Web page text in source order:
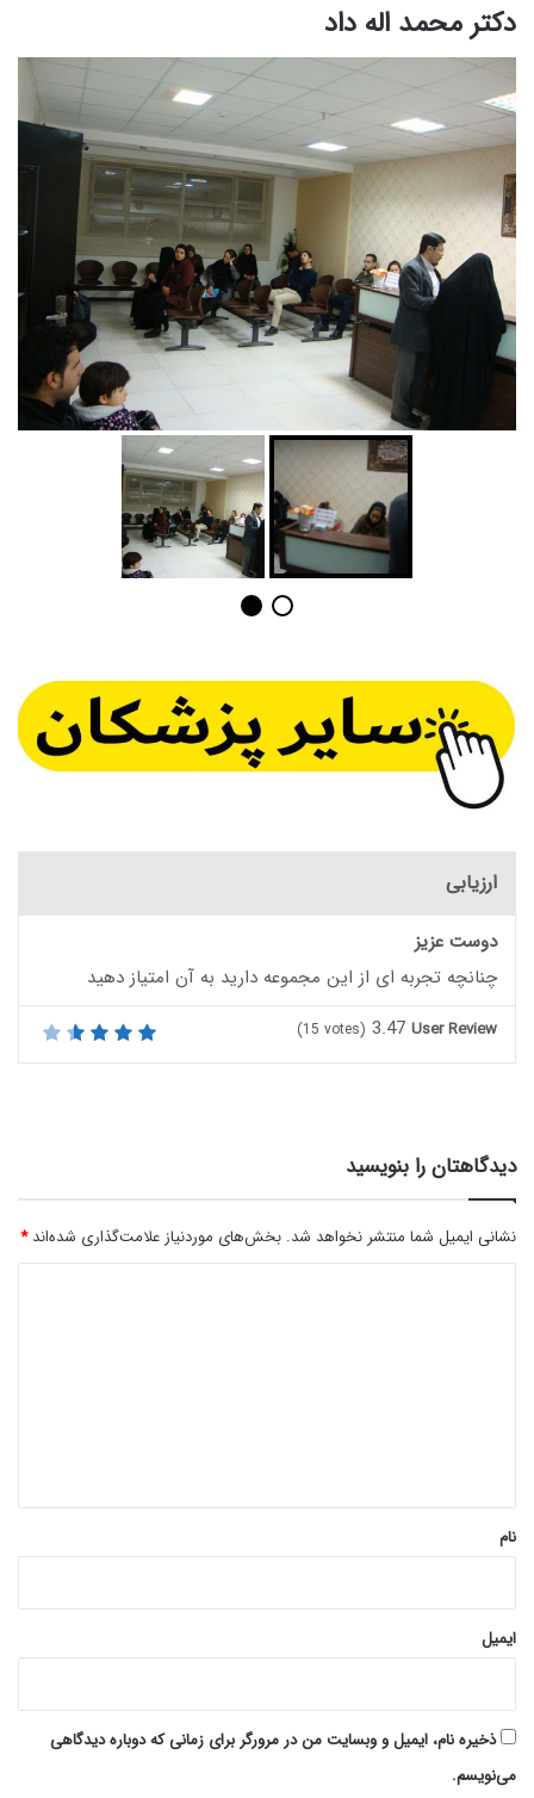
دکتر محمد اله داد
ارزیابی
دوست عزیز
چنانچه تجربه ای از این مجموعه دارید به آن امتیاز دهید
User Review
3.47
(15 votes)
دیدگاهتان را بنویسید
نشانی ایمیل شما منتشر نخواهد شد. بخش‌های موردنیاز علامت‌گذاری شده‌اند*
نام
ایمیل
ذخیره نام، ایمیل و وبسایت من در مرورگر برای زمانی که دوباره دیدگاهی
می‌نویسم.